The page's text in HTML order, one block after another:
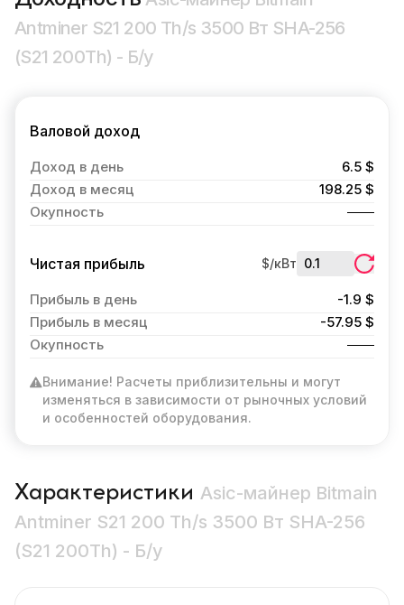
Antminer S21 200 Th/s 3500 Вт SHA-256
(S21 200Th) - Б/у
Валовой доход
Доход в день
6.5 $
Доход в месяц
198.25 $
Окупность
Чистая прибыль $/кВт
Прибыль в день
-1.9 $
Прибыль в месяц
-57.95 $
Окупность
Внимание! Расчеты приблизительны и могут
изменяться в зависимости от рыночных условий
и особенностей оборудования.
Характеристики Asic-майнер Bitmain
Antminer S21 200 Th/s 3500 Вт SHA-256
(S21 200Th) - Б/у